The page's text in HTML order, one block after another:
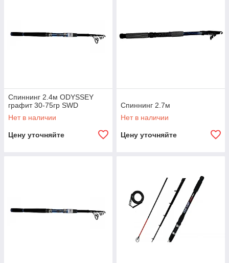
Спиннинг 2.4м ODYSSEY
графит 30-75гр SWD
Нет в наличии
Цену уточняйте
Спиннинг 2.7м
Нет в наличии
Цену уточняйте